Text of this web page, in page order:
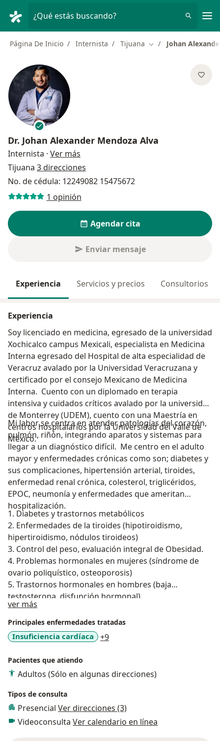
¿Qué estás buscando?
Página De Inicio Internista Tijuana Cambiar de ciudad
Johan
Dr. Johan Alexander Mendoza Alva
Internista · Ver más
Tijuana 3 direcciones
No. de cédula: 12249082 15475672
1 opinión
Agendar cita
Enviar mensaje
Experiencia Servicios y precios Consultorios
Experiencia
Soy licenciado en medicina, egresado de la universidad
Xochicalco campus Mexicali, especialista en Medicina
Interna egresado del Hospital de alta especialidad de
Veracruz avalado por la Universidad Veracruzana y
certificado por el consejo Mexicano de Medicina
Interna. Cuento con un diplomado en terapia
intensiva y cuidados críticos avalado por la universidad
de Monterrey (UDEM), cuento con una Maestría en
centros hospitalarios por la Universidad del Valle de
México.
Mi labor se centra en atender patologías del corazón,
pulmón, riñón, integrando aparatos y sistemas para
llegar a un diagnóstico difícil. Me centro en el adulto
mayor y enfermedades crónicas como son; diabetes y
sus complicaciones, hipertensión arterial, tiroides,
enfermedad renal crónica, colesterol, triglicéridos,
EPOC, neumonía y enfermedades que ameritan
hospitalización.
1. Diabetes y trastornos metabólicos
2. Enfermedades de la tiroides (hipotiroidismo,
hipertiroidismo, nódulos tiroideos)
3. Control del peso, evaluación integral de Obesidad.
4. Problemas hormonales en mujeres (síndrome de
ovario poliquístico, osteoporosis)
5. Trastornos hormonales en hombres (baja
testosterona, disfunción hormonal)
ver más
Principales enfermedades tratadas
Insuficiencia cardíaca +9a11y_sr_more_diseases
Pacientes que atiendo
Adultos (Sólo en algunas direcciones)
Tipos de consulta
Presencial Ver direcciones (3)
Videoconsulta Ver calendario en línea